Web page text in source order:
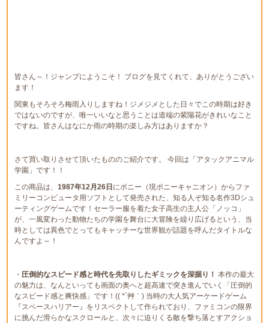
皆さん～！ジャンプにようこそ！ ブログを見てくれて、ありがとうござい
ます！
関東もそろそろ梅雨入りしますね！ジメジメとした日々でこの時期は好き
ではないのですが、唯一いいなと思うことは道端の紫陽花がきれいなこと
ですね。皆さんはなにか雨の時期の楽しみ方はありますか？
さて買い取りさせて頂いたもののご紹介です。 今回は「アタックアニマル
学園」です！！
この商品は、 1987年12月26日 にポニー（現ポニーキャニオン）からファ
ミリーコンピュータ用ソフトとして発売された、知る人ぞ知る名作3Dシュ
ーティングゲームです！セーラー服を着た女子高生の主人公「ノッコ」
が、一風変わった動物たちの学園を舞台に大冒険を繰り広げるという、当
時としては異色でとってもキャッチーな世界観が話題を呼んだタイトルな
んですよ～！
・ 圧倒的なスピード感と時代を先取りしたギミックを深掘り！ 本作の最大
の魅力は、なんといっても画面の奥へと超高速で突き進んでいく「圧倒的
なスピード感と爽快感」です！(( *´艸｀) 当時の大人気アーケードゲーム
『スペースハリアー』をリスペクトして作られており、ファミコンの限界
に挑んだ滑らかなスクロールと、次々に迫りくる敵を撃ち落とすアクショ